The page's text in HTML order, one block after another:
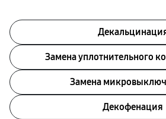
Замена уплотнительного
Замена
Декофенация